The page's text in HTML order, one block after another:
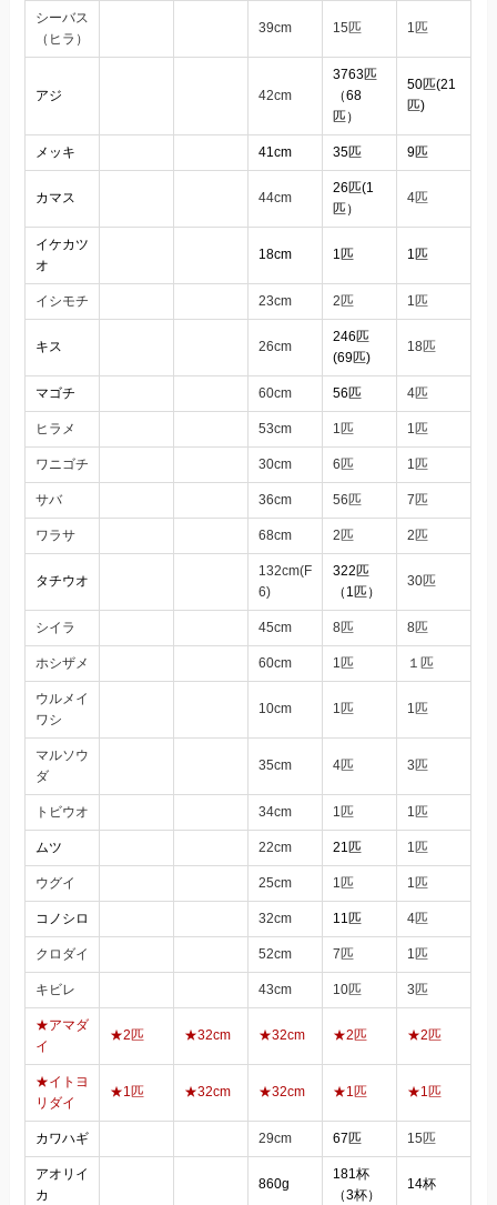
シーバス
（ヒラ）
39cm 15匹 1匹
アジ 42cm
3763匹
（68
匹）
50匹(21
匹)
メッキ 41cm 35匹 9匹
カマス 44cm
26匹(1
匹）
4匹
イケカツ
オ
18cm 1匹 1匹
イシモチ 23cm 2匹 1匹
キス 26cm
246匹
(69匹)
18匹
マゴチ 60cm 56匹 4匹
ヒラメ 53cm 1匹 1匹
ワニゴチ 30cm 6匹 1匹
サバ 36cm 56匹 7匹
ワラサ 68cm 2匹 2匹
タチウオ
132cm(F
6)
322匹
（1匹）
30匹
シイラ 45cm 8匹 8匹
ホシザメ 60cm 1匹 １匹
ウルメイ
ワシ
10cm 1匹 1匹
マルソウ
ダ
35cm 4匹 3匹
トビウオ 34cm 1匹 1匹
ムツ 22cm 21匹 1匹
ウグイ 25cm 1匹 1匹
コノシロ 32cm 11匹 4匹
クロダイ 52cm 7匹 1匹
キビレ 43cm 10匹 3匹
★アマダ
イ
★2匹 ★32cm ★32cm ★2匹 ★2匹
★イトヨ
リダイ
★1匹 ★32cm ★32cm ★1匹 ★1匹
カワハギ 29cm 67匹 15匹
アオリイ
カ
860g
181杯
（3杯）
14杯